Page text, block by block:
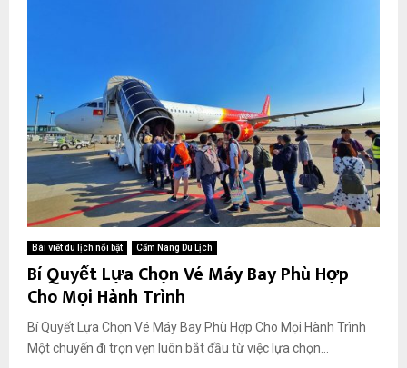
Bài viết du lịch nổi bật Cẩm Nang Du Lịch
Bí Quyết Lựa Chọn Vé Máy Bay Phù Hợp
Cho Mọi Hành Trình
Bí Quyết Lựa Chọn Vé Máy Bay Phù Hợp Cho Mọi Hành Trình
Một chuyến đi trọn vẹn luôn bắt đầu từ việc lựa chọn...